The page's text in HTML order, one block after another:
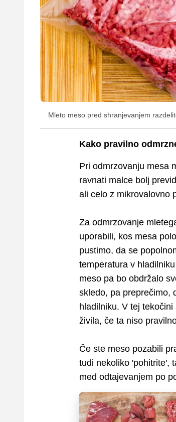
Mleto meso pred shranjevanjem
Kako pravilno
Pri odmrzovanju mesa
ravnati malce bolj
ali celo z mikrovalovno
Za odmrzovanje
uporabili, kos mesa
pustimo, da se
temperatura v
meso pa bo obdržalo
skledo, pa preprečimo,
hladilniku. V tej
živila, če ta niso
Če ste meso pozabili
tudi nekoliko 'pohitrite',
med odtajevanjem po